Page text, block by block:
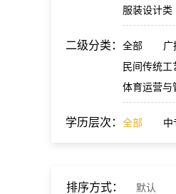
服装设计类
二级分类： 全部 广
民间传统工
体育运营与
学历层次： 全部 中
排序方式： 默认